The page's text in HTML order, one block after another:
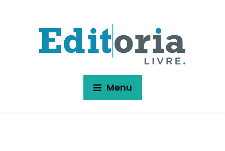
Menu